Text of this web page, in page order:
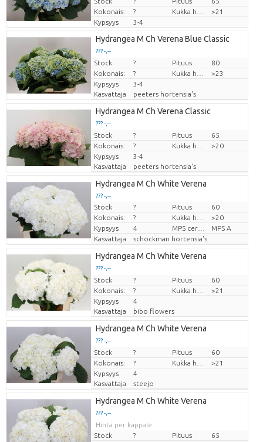
Kokonais:
?
>21
Kypsyys
3-4
Hydrangea M Ch Verena Blue Classic
??? -,--
Hinta per kappale
Stock ? Pituus
80
Kokonais:
?
>23
Kypsyys
3-4
Kasvattaja
peeters hortensia's
Hydrangea M Ch Verena Classic
??? -,--
Hinta per kappale
Stock ? Pituus
65
Kokonais:
?
>20
Kypsyys
3-4
Kasvattaja
peeters hortensia's
Hydrangea M Ch White Verena
??? -,--
Hinta per kappale
Stock ? Pituus
60
Kokonais:
?
>20
Kypsyys
4
MPS A
Kasvattaja
schockman hortensia's
Hydrangea M Ch White Verena
??? -,--
Hinta per kappale
Stock ? Pituus
60
Kokonais:
?
>21
Kypsyys
4
Kasvattaja
bibo flowers
Hydrangea M Ch White Verena
??? -,--
Hinta per kappale
Stock ? Pituus
60
Kokonais:
?
>21
Kypsyys
4
Kasvattaja
steejo
Hydrangea M Ch White Verena
??? -,--
Hinta per kappale
Stock
? Pituus
65